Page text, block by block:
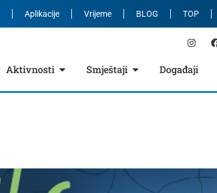
Aplikacije Vrijeme BLOG TOP
Aktivnosti Smještaji Događaji